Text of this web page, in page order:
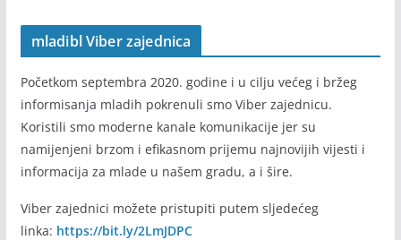
mladibl Viber zajednica
Početkom septembra 2020. godine i u cilju većeg i bržeg
informisanja mladih pokrenuli smo Viber zajednicu.
Koristili smo moderne kanale komunikacije jer su
namijenjeni brzom i efikasnom prijemu najnovijih vijesti i
informacija za mlade u našem gradu, a i šire.
Viber zajednici možete pristupiti putem sljedećeg
linka: https://bit.ly/2LmJDPC